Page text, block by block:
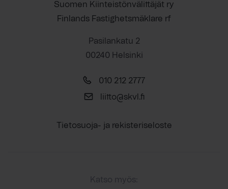
Suomen Kiinteistönvälittäjät ry
Finlands Fastighetsmäklare rf
Pasilankatu 2
00240 Helsinki
010 212 2777
liitto@skvl.fi
Tietosuoja- ja rekisteriseloste
Katso myös: